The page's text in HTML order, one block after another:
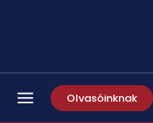
Olvasóinknak